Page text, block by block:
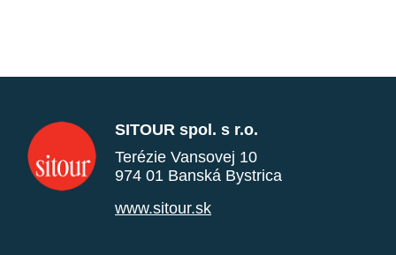
SITOUR spol. s r.o.
Terézie Vansovej 10
974 01 Banská Bystrica
www.sitour.sk